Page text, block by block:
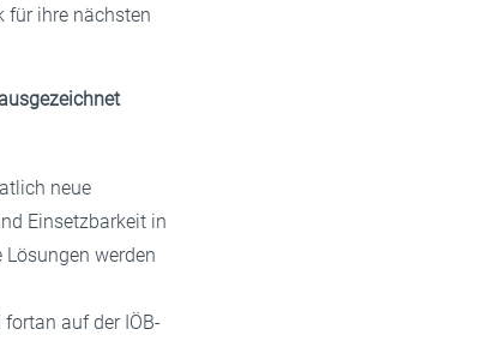
für ihre nächsten
neue
Einsetzbarkeit in
werden
fortan auf der IÖB-